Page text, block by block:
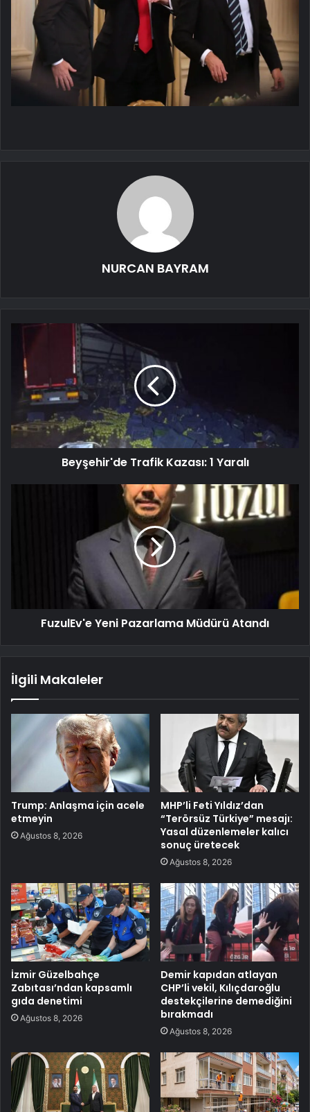
NURCAN BAYRAM
Beyşehir'de Trafik Kazası: 1 Yaralı
FuzulEv'e Yeni Pazarlama Müdürü Atandı
İlgili Makaleler
Trump: Anlaşma için acele
etmeyin
Ağustos 8, 2026
MHP’li Feti Yıldız’dan
“Terörsüz Türkiye” mesajı:
Yasal düzenlemeler kalıcı
sonuç üretecek
Ağustos 8, 2026
İzmir Güzelbahçe
Zabıtası’ndan kapsamlı
gıda denetimi
Ağustos 8, 2026
Demir kapıdan atlayan
CHP’li vekil, Kılıçdaroğlu
destekçilerine demediğini
bırakmadı
Ağustos 8, 2026